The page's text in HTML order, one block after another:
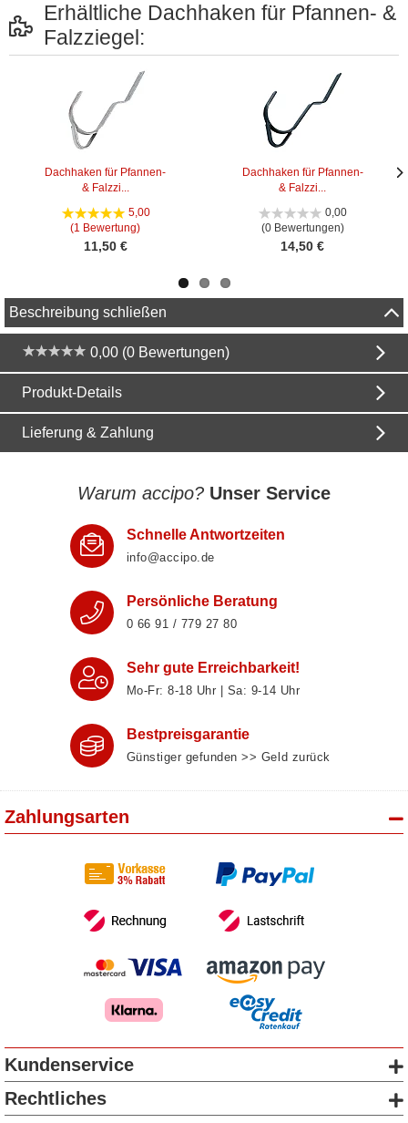
Erhältliche Dachhaken für Pfannen- &
Falzziegel:
Dachhaken für Pfannen-
& Falzzi...
5,00
(1 Bewertung)
11,50 €
Dachhaken für Pfannen-
& Falzzi...
0,00
(0 Bewertungen)
14,50 €
Beschreibung schließen
0,00 (0 Bewertungen)
Produkt-Details
Lieferung & Zahlung
Warum accipo? Unser Service
Schnelle Antwortzeiten
info@accipo.de
Persönliche Beratung
0 66 91 / 779 27 80
Sehr gute Erreichbarkeit!
Mo-Fr: 8‑18 Uhr | Sa: 9‑14 Uhr
Bestpreisgarantie
Günstiger gefunden >> Geld zurück
Zahlungsarten
Kundenservice
Rechtliches